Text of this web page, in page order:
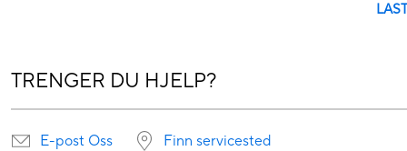
TRENGER DU HJELP?
E-post Oss Finn servicested